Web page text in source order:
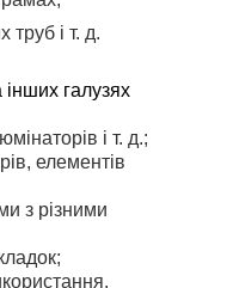
труб і т. д.
інших галузях
і т. д.;
елементів
з різними